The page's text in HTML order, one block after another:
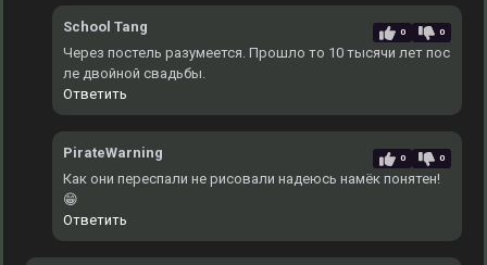
School Tang 0 0
Через постель разумеется. Прошло то 10 тысячи лет пос
ле двойной свадьбы.
Ответить
PirateWarning 0 0
Как они переспали не рисовали надеюсь намёк понятен!
😁
Ответить